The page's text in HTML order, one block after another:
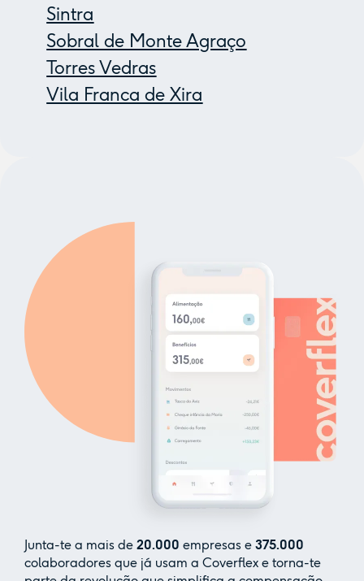
Sintra
Sobral de Monte Agraço
Torres Vedras
Vila Franca de Xira
Junta-te a mais de 20.000 empresas e 375.000
colaboradores que já usam a Coverflex e torna-te